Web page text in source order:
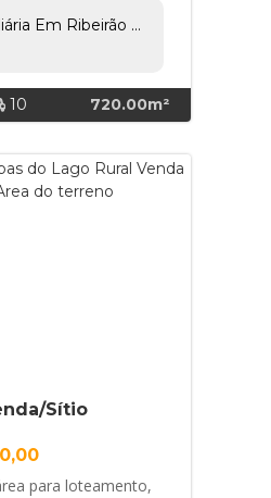
Lago
Preto
Lago Imobiliária Em Ribeirão Preto
10 720.00m²
Sítio
para loteamento,